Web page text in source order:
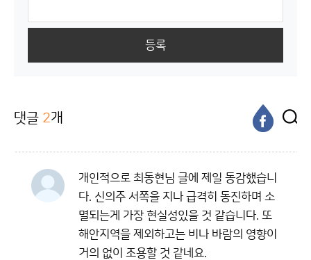
등록
댓글 2개
개인적으로 최동현님 글에 제일 동감했습니
다. 신의주 서쪽을 지나 급격히 동진하며 소
멸되는게 가장 현실성있을 것 같습니다. 또
해안지역을 제외하고는 비나 바람의 영향이
거의 없이 조용할 것 같네요.